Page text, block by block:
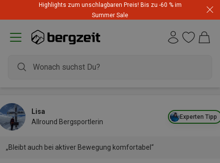
Highlights zum unschlagbaren Preis! Bis zu -60 % im
Summer Sale
Experten Tipp
Lisa
Allround Bergsportlerin
„Bleibt auch bei aktiver Bewegung komfortabel“